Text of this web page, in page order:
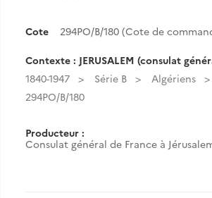
Cote 294PO/B/180 (Cote de
Contexte : JERUSALEM (consulat
1840-1947
Série B
Algériens
294PO/B/180
Producteur :
Consulat général de France à